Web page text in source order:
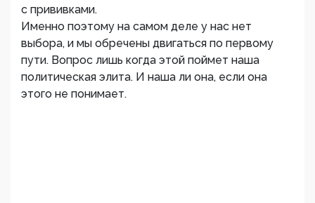
с прививками.
Именно поэтому на самом деле у нас нет
выбора, и мы обречены двигаться по первому
пути. Вопрос лишь когда этой поймет наша
политическая элита. И наша ли она, если она
этого не понимает.